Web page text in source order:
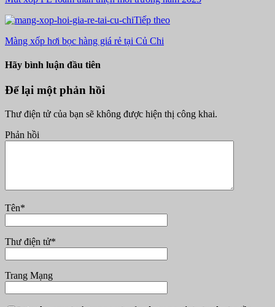
Tiếp theo
Màng xốp hơi bọc hàng giá rẻ tại Củ Chi
Hãy bình luận đầu tiên
Để lại một phản hồi
Thư điện tử của bạn sẽ không được hiện thị công khai.
Phản hồi
Tên*
Thư điện tử*
Trang Mạng